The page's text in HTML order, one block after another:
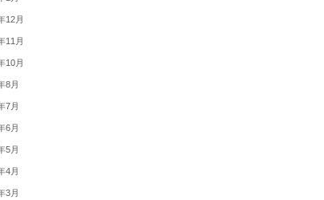
12月
11月
10月
8月
7月
6月
5月
4月
3月